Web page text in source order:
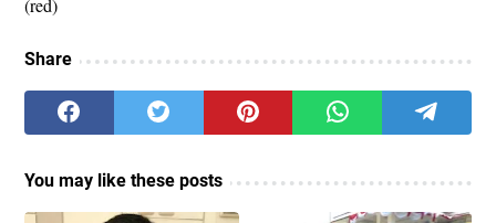
(red)
Share
You may like these posts